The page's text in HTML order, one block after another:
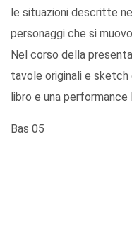
le situazioni descritte
personaggi che si
Nel corso della
tavole originali e
libro e una performance
Bas 05